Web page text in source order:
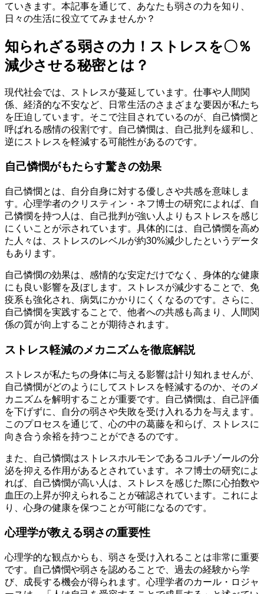
ていきます。本記事を通じて、あなたも弱さの力を知り、
日々の生活に役立ててみませんか？
知られざる弱さの力！ストレスを〇％
減少させる秘密とは？
現代社会では、ストレスが蔓延しています。仕事や人間関
係、経済的な不安など、日常生活のさまざまな要因が私たち
を圧迫しています。そこで注目されているのが、自己憐憫と
呼ばれる感情の役割です。自己憐憫は、自己批判を緩和し、
逆にストレスを軽減する可能性があるのです。
自己憐憫がもたらす驚きの効果
自己憐憫とは、自分自身に対する優しさや共感を意味しま
す。心理学者のクリスティン・ネフ博士の研究によれば、自
己憐憫を持つ人は、自己批判が強い人よりもストレスを感じ
にくいことが示されています。具体的には、自己憐憫を高め
た人々は、ストレスのレベルが約30%減少したというデータ
もあります。
自己憐憫の効果は、感情的な安定だけでなく、身体的な健康
にも良い影響を及ぼします。ストレスが減少することで、免
疫系も強化され、病気にかかりにくくなるのです。さらに、
自己憐憫を実践することで、他者への共感も高まり、人間関
係の質が向上することが期待されます。
ストレス軽減のメカニズムを徹底解説
ストレスが私たちの身体に与える影響は計り知れませんが、
自己憐憫がどのようにしてストレスを軽減するのか、そのメ
カニズムを解明することが重要です。自己憐憫は、自己評価
を下げずに、自分の弱さや失敗を受け入れる力を与えます。
このプロセスを通じて、心の中の葛藤を和らげ、ストレスに
向き合う余裕を持つことができるのです。
また、自己憐憫はストレスホルモンであるコルチゾールの分
泌を抑える作用があるとされています。ネフ博士の研究によ
れば、自己憐憫が高い人は、ストレスを感じた際に心拍数や
血圧の上昇が抑えられることが確認されています。これによ
り、心身の健康を保つことが可能になるのです。
心理学が教える弱さの重要性
心理学的な観点からも、弱さを受け入れることは非常に重要
です。自己憐憫や弱さを認めることで、過去の経験から学
び、成長する機会が得られます。心理学者のカール・ロジャ